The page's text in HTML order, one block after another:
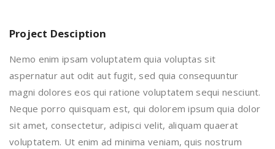
Project Desciption
Nemo enim ipsam voluptatem quia voluptas sit
aspernatur aut odit aut fugit, sed quia consequuntur
magni dolores eos qui ratione voluptatem sequi nesciunt.
Neque porro quisquam est, qui dolorem ipsum quia dolor
sit amet, consectetur, adipisci velit, aliquam quaerat
voluptatem. Ut enim ad minima veniam, quis nostrum